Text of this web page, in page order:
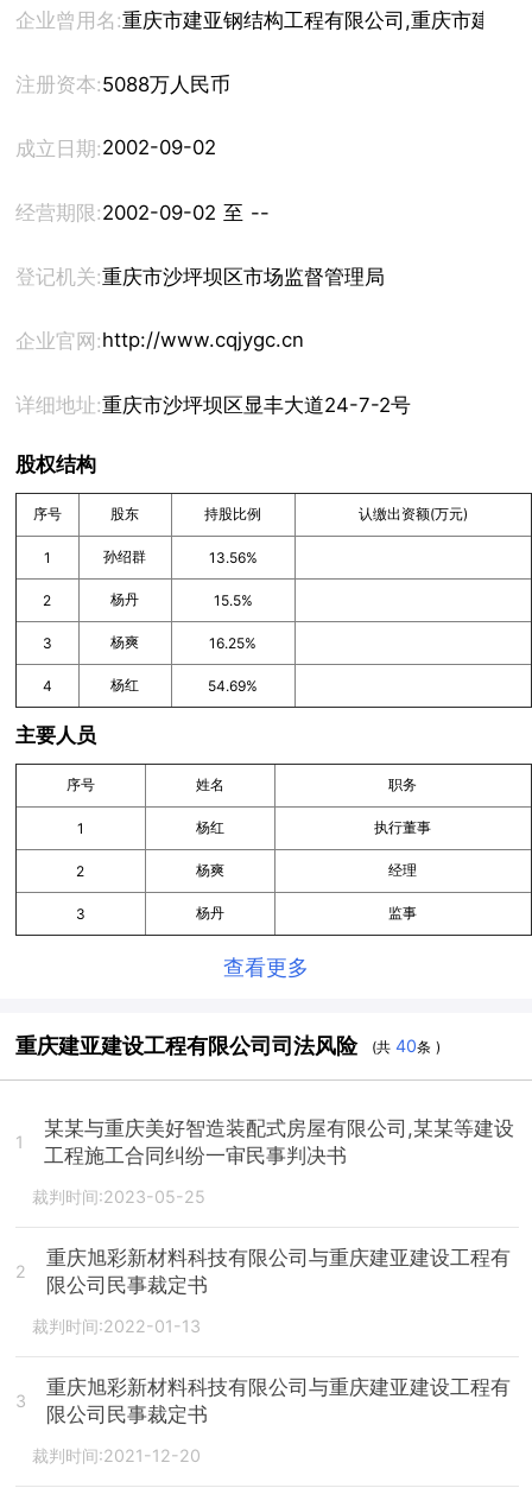
企业曾用名:重庆市建亚钢结构工程有限公司,重庆市建亚
注册资本:5088万人民币
成立日期:2002-09-02
经营期限: 2002-09-02 至 --
登记机关:重庆市沙坪坝区市场监督管理局
企业官网:http://www.cqjygc.cn
详细地址:重庆市沙坪坝区显丰大道24-7-2号
股权结构
序号 股东 持股比例 认缴出资额(万元)
1 孙绍群 13.56%
2 杨丹 15.5%
3 杨爽 16.25%
4 杨红 54.69%
主要人员
序号 姓名 职务
1 杨红 执行董事
2 杨爽 经理
3 杨丹 监事
查看更多
重庆建亚建设工程有限公司司法风险 (共40条 )
1
某某与重庆美好智造装配式房屋有限公司,某某等建设
工程施工合同纠纷一审民事判决书
裁判时间:2023-05-25
2
重庆旭彩新材料科技有限公司与重庆建亚建设工程有
限公司民事裁定书
裁判时间:2022-01-13
3
重庆旭彩新材料科技有限公司与重庆建亚建设工程有
限公司民事裁定书
裁判时间:2021-12-20